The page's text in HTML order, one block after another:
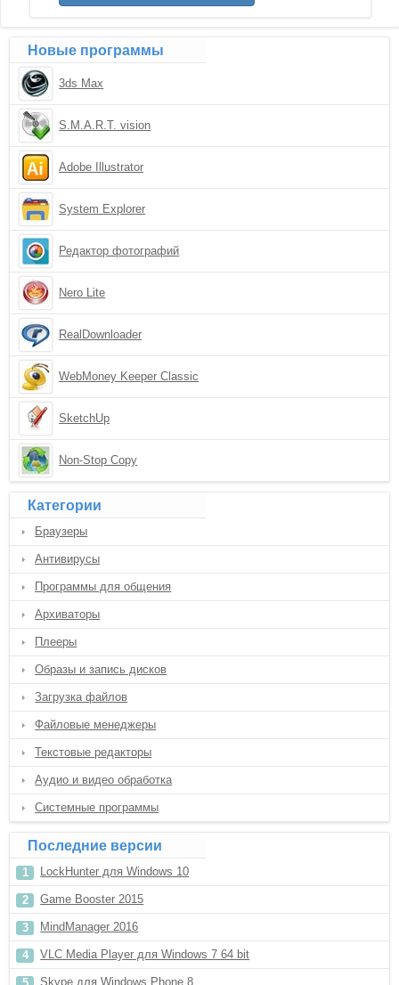
Новые программы
3ds Max
S.M.A.R.T. vision
Adobe Illustrator
System Explorer
Редактор фотографий
Nero Lite
RealDownloader
WebMoney Keeper Classic
SketchUp
Non-Stop Copy
Категории
Браузеры
Антивирусы
Программы для общения
Архиваторы
Плееры
Образы и запись дисков
Загрузка файлов
Файловые менеджеры
Текстовые редакторы
Аудио и видео обработка
Системные программы
Последние версии
LockHunter для Windows 10
Game Booster 2015
MindManager 2016
VLC Media Player для Windows 7 64 bit
Skype для Windows Phone 8